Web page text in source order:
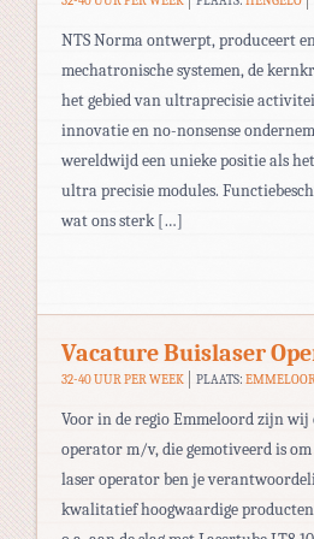
NTS Norma ontwerpt, produceert
mechatronische systemen, de
het gebied van ultraprecisie
innovatie en no-nonsense
wereldwijd een unieke positie als
ultra precisie modules.
wat ons sterk […]
Vacature Buislaser
32-40 UUR PER WEEK PLAATS:
Voor in de regio Emmeloord zijn wij
operator m/v, die gemotiveerd is
laser operator ben je
kwalitatief hoogwaardige